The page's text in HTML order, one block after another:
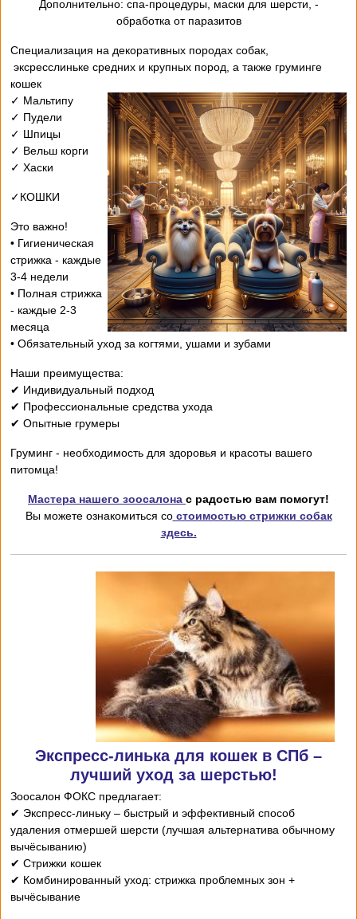
- Дополнительно: спа-процедуры, маски для шерсти,
обработка от паразитов
Специализация на декоративных породах собак,
эксресслиньке средних и крупных пород, а также груминге
кошек
✓ Мальтипу
✓ Пудели
✓ Шпицы
✓ Вельш корги
✓ Хаски
✓КОШКИ
Это важно!
• Гигиеническая
стрижка - каждые
3-4 недели
• Полная стрижка
- каждые 2-3
месяца
• Обязательный уход за когтями, ушами и зубами
Наши преимущества:
✔ Индивидуальный подход
✔ Профессиональные средства ухода
✔ Опытные грумеры
Груминг - необходимость для здоровья и красоты вашего
питомца!
Мастера нашего зоосалона с радостью вам помогут!
Вы можете ознакомиться состоимостью стрижки собак
здесь.
Экспресс-линька для кошек в СПб –
лучший уход за шерстью!
Зоосалон ФОКС предлагает:
✔ Экспресс-линьку – быстрый и эффективный способ
удаления отмершей шерсти (лучшая альтернатива обычному
вычёсыванию)
✔ Стрижки кошек
✔ Комбинированный уход: стрижка проблемных зон +
вычёсывание